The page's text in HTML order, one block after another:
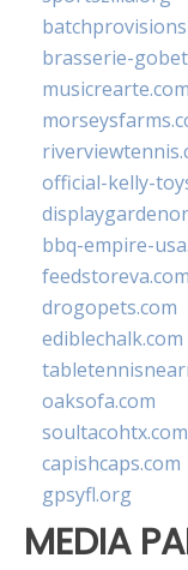
brasserie-
musicrearte.com
official-kelly-
bbq-empire-
feedstoreva.com
drogopets.com
ediblechalk.com
oaksofa.com
soultacohtx.com
capishcaps.com
gpsyfl.org
MEDIA